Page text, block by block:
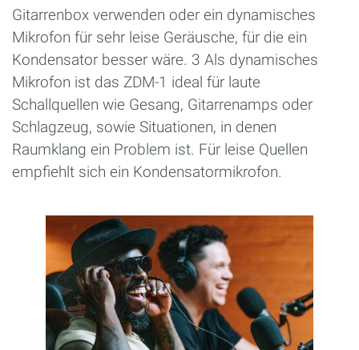
Gitarrenbox verwenden oder ein dynamisches
Mikrofon für sehr leise Geräusche, für die ein
Kondensator besser wäre. 3 Als dynamisches
Mikrofon ist das ZDM-1 ideal für laute
Schallquellen wie Gesang, Gitarrenamps oder
Schlagzeug, sowie Situationen, in denen
Raumklang ein Problem ist. Für leise Quellen
empfiehlt sich ein Kondensatormikrofon.